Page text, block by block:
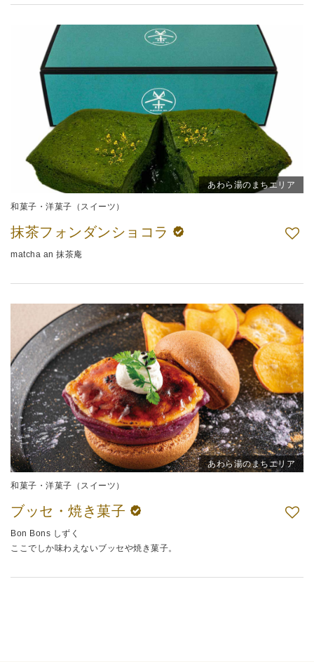
あわら湯のまちエリア
和菓子・洋菓子（スイーツ）
抹茶フォンダンショコラ
matcha an 抹茶庵
あわら湯のまちエリア
和菓子・洋菓子（スイーツ）
ブッセ・焼き菓子
Bon Bons しずく
ここでしか味わえないブッセや焼き菓子。